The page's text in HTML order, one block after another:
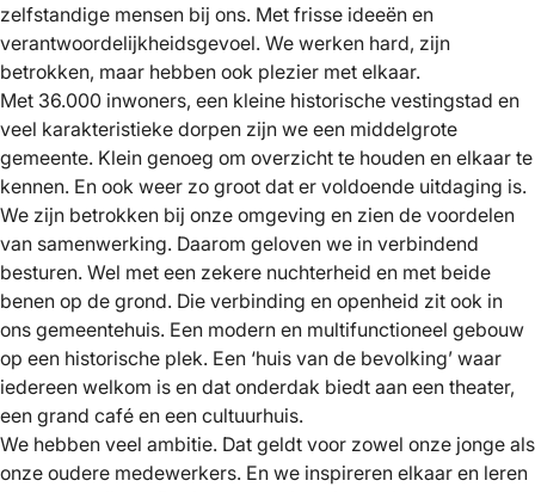
zelfstandige mensen bij ons. Met frisse ideeën en
verantwoordelijkheidsgevoel. We werken hard, zijn
betrokken, maar hebben ook plezier met elkaar.
Met 36.000 inwoners, een kleine historische vestingstad en
veel karakteristieke dorpen zijn we een middelgrote
gemeente. Klein genoeg om overzicht te houden en elkaar te
kennen. En ook weer zo groot dat er voldoende uitdaging is.
We zijn betrokken bij onze omgeving en zien de voordelen
van samenwerking. Daarom geloven we in verbindend
besturen. Wel met een zekere nuchterheid en met beide
benen op de grond. Die verbinding en openheid zit ook in
ons gemeentehuis. Een modern en multifunctioneel gebouw
op een historische plek. Een ‘huis van de bevolking’ waar
iedereen welkom is en dat onderdak biedt aan een theater,
een grand café en een cultuurhuis.
We hebben veel ambitie. Dat geldt voor zowel onze jonge als
onze oudere medewerkers. En we inspireren elkaar en leren